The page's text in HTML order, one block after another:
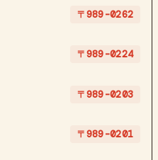
〒989-0262
〒989-0224
〒989-0203
〒989-0201